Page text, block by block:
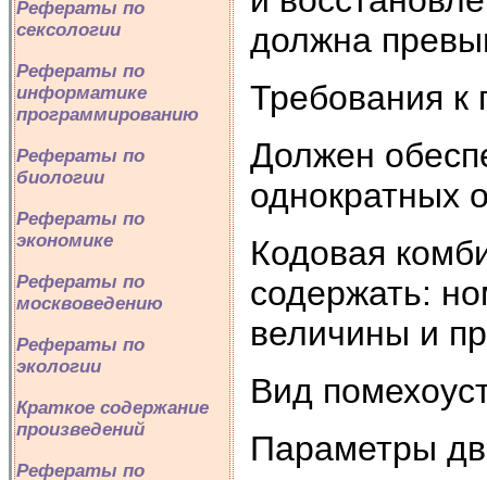
Рефераты по
сексологии
Рефераты по
информатике
программированию
Рефераты по
биологии
Рефераты по
экономике
Рефераты по
москвоведению
Рефераты по
экологии
Краткое содержание
произведений
Рефераты по
должна
Требования к
Должен
однократных
Кодовая
содержать:
величины и
Вид
Параметры